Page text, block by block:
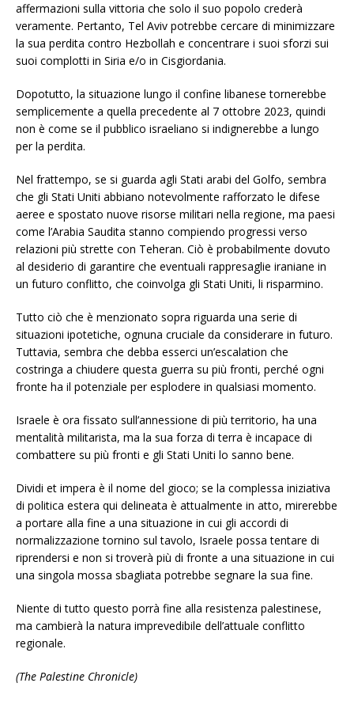
affermazioni sulla vittoria che solo il suo popolo crederà
veramente. Pertanto, Tel Aviv potrebbe cercare di minimizzare
la sua perdita contro Hezbollah e concentrare i suoi sforzi sui
suoi complotti in Siria e/o in Cisgiordania.
Dopotutto, la situazione lungo il confine libanese tornerebbe
semplicemente a quella precedente al 7 ottobre 2023, quindi
non è come se il pubblico israeliano si indignerebbe a lungo
per la perdita.
Nel frattempo, se si guarda agli Stati arabi del Golfo, sembra
che gli Stati Uniti abbiano notevolmente rafforzato le difese
aeree e spostato nuove risorse militari nella regione, ma paesi
come l’Arabia Saudita stanno compiendo progressi verso
relazioni più strette con Teheran. Ciò è probabilmente dovuto
al desiderio di garantire che eventuali rappresaglie iraniane in
un futuro conflitto, che coinvolga gli Stati Uniti, li risparmino.
Tutto ciò che è menzionato sopra riguarda una serie di
situazioni ipotetiche, ognuna cruciale da considerare in futuro.
Tuttavia, sembra che debba esserci un’escalation che
costringa a chiudere questa guerra su più fronti, perché ogni
fronte ha il potenziale per esplodere in qualsiasi momento.
Israele è ora fissato sull’annessione di più territorio, ha una
mentalità militarista, ma la sua forza di terra è incapace di
combattere su più fronti e gli Stati Uniti lo sanno bene.
Dividi et impera è il nome del gioco; se la complessa iniziativa
di politica estera qui delineata è attualmente in atto, mirerebbe
a portare alla fine a una situazione in cui gli accordi di
normalizzazione tornino sul tavolo, Israele possa tentare di
riprendersi e non si troverà più di fronte a una situazione in cui
una singola mossa sbagliata potrebbe segnare la sua fine.
Niente di tutto questo porrà fine alla resistenza palestinese,
ma cambierà la natura imprevedibile dell’attuale conflitto
regionale.
(The Palestine Chronicle)